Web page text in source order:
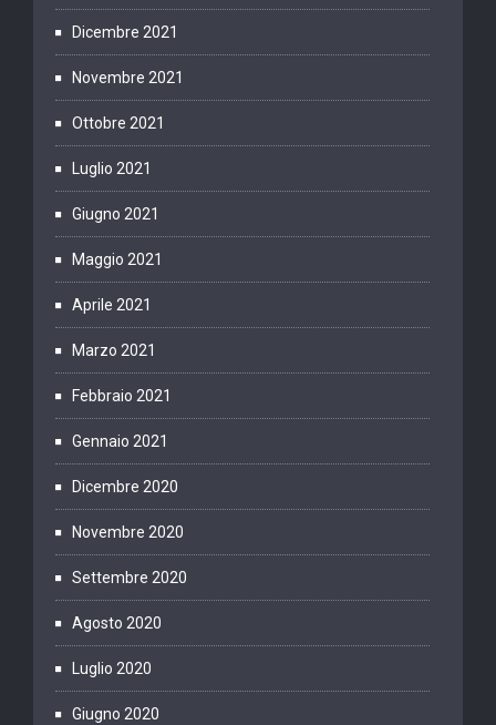
Dicembre 2021
Novembre 2021
Ottobre 2021
Luglio 2021
Giugno 2021
Maggio 2021
Aprile 2021
Marzo 2021
Febbraio 2021
Gennaio 2021
Dicembre 2020
Novembre 2020
Settembre 2020
Agosto 2020
Luglio 2020
Giugno 2020